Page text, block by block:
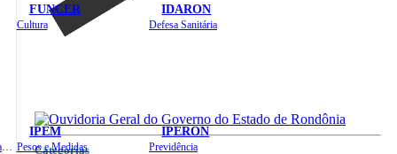
FUNCER
Cultura
IDARON
Defesa Sanitária
IPEM
Pesos e Medidas
IPERON
Previdência
Categorias